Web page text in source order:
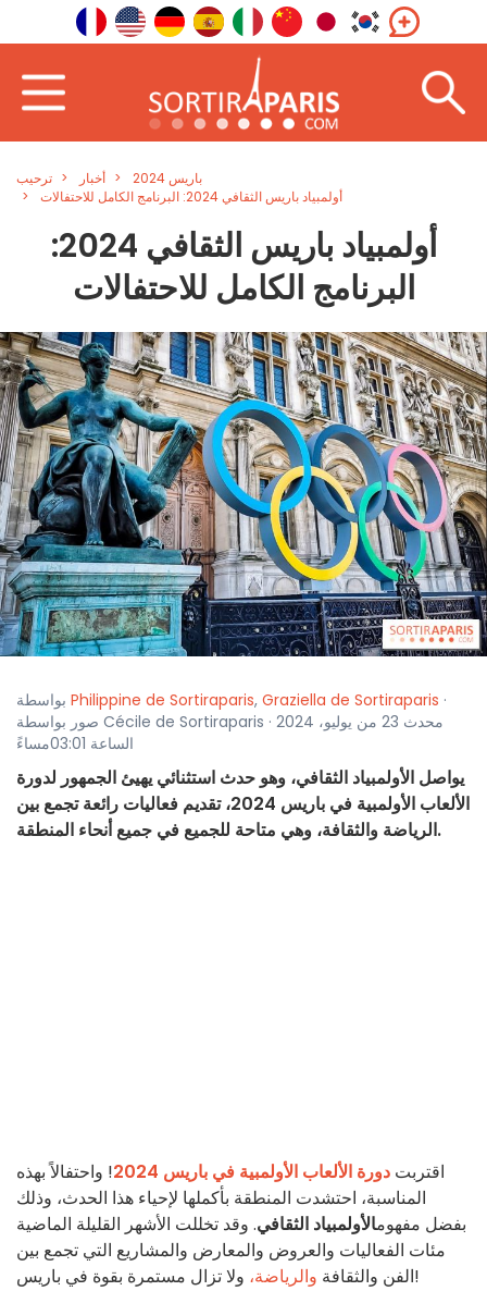
ترحيب أخبار
باريس 2024
أولمبياد باريس الثقافي 2024: البرنامج الكامل للاحتفالات
أولمبياد باريس الثقافي 2024:
البرنامج الكامل للاحتفالات
Philippine de Sortiraparis, Graziella de Sortiraparis ·
صور بواسطة Cécile de Sortiraparis · محدث 23 من يوليو، 2024
الساعة 03:01مساءً
يواصل الأولمبياد الثقافي، وهو حدث استثنائي يهيئ الجمهور لدورة
الألعاب الأولمبية في باريس 2024، تقديم فعاليات رائعة تجمع بين
الرياضة والثقافة، وهي متاحة للجميع في جميع أنحاء المنطقة.
اقتربت دورة الألعاب الأولمبية في باريس 2024
! واحتفالاً بهذه
المناسبة، احتشدت المنطقة بأكملها لإحياء هذا الحدث، وذلك
بفضل مفهومالأولمبياد الثقافي. وقد تخللت الأشهر القليلة الماضية
مئات الفعاليات والعروض والمعارض والمشاريع التي تجمع بين
الفن والثقافة والرياضة،
ولا تزال مستمرة بقوة في باريس!